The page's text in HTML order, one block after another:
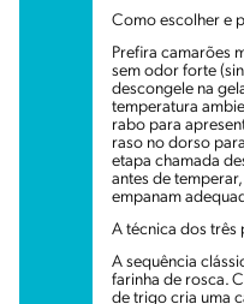
Como escolher e
Prefira camarões
sem odor forte
descongele na
temperatura
rabo para
raso no dorso
etapa chamada
antes de
empanam
A técnica dos três
A sequência
farinha de rosca.
de trigo cria uma